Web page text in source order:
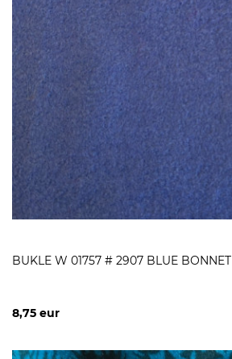
BUKLE W 01757 # 2907 BLUE BONNET
8,75 eur